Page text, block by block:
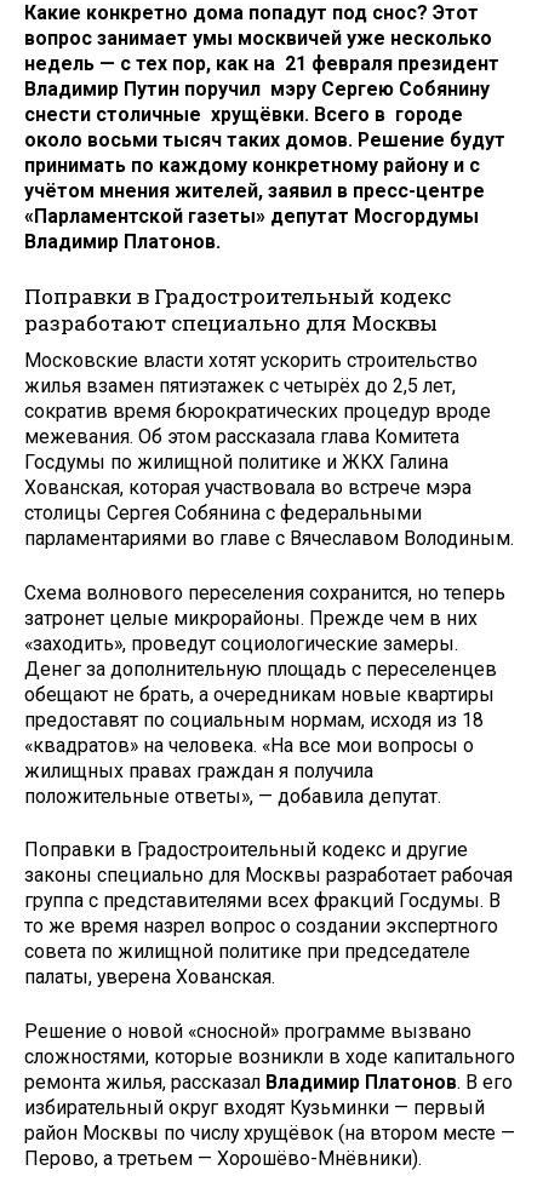
Какие конкретно дома попадут под снос? Этот
вопрос занимает умы москвичей уже несколько
недель — с тех пор, как на 21 февраля президент
Владимир Путин поручил мэру Сергею Собянину
снести столичные хрущёвки. Всего в городе
около восьми тысяч таких домов. Решение будут
принимать по каждому конкретному району и с
учётом мнения жителей, заявил в пресс-центре
«Парламентской газеты» депутат Мосгордумы
Владимир Платонов.
Поправки в Градостроительный кодекс
разработают специально для Москвы
Московские власти хотят ускорить строительство
жилья взамен пятиэтажек с четырёх до 2,5 лет,
сократив время бюрократических процедур вроде
межевания. Об этом рассказала глава Комитета
Госдумы по жилищной политике и ЖКХ Галина
Хованская, которая участвовала во встрече мэра
столицы Сергея Собянина с федеральными
парламентариями во главе с Вячеславом Володиным.
Схема волнового переселения сохранится, но теперь
затронет целые микрорайоны. Прежде чем в них
«заходить», проведут социологические замеры.
Денег за дополнительную площадь с переселенцев
обещают не брать, а очередникам новые квартиры
предоставят по социальным нормам, исходя из 18
«квадратов» на человека. «На все мои вопросы о
жилищных правах граждан я получила
положительные ответы», — добавила депутат.
Поправки в Градостроительный кодекс и другие
законы специально для Москвы разработает рабочая
группа с представителями всех фракций Госдумы. В
то же время назрел вопрос о создании экспертного
совета по жилищной политике при председателе
палаты, уверена Хованская.
Решение о новой «сносной» программе вызвано
сложностями, которые возникли в ходе капитального
ремонта жилья, рассказал Владимир Платонов. В его
избирательный округ входят Кузьминки — первый
район Москвы по числу хрущёвок (на втором месте —
Перово, а третьем — Хорошёво-Мнёвники).